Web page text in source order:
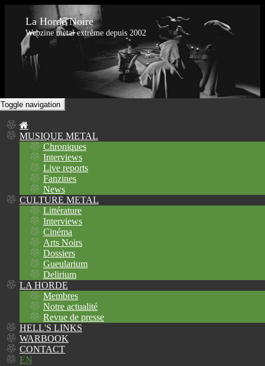
La Horde Noire
Webzine metal extrême depuis 2002
Toggle navigation
MUSIQUE METAL
Chroniques
Interviews
Live reports
Fanzines
News
CULTURE METAL
Littérature
Interviews
Cinéma
Arts Noirs
Dossiers
Gueularium
Delirium
LA HORDE
Membres
Notre actualité
Revue de presse
HELL'S LINKS
WARBOOK
CONTACT
EN